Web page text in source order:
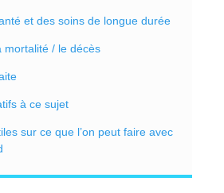
et des soins de longue durée
mortalité / le décès
à ce sujet
sur ce que l’on peut faire avec